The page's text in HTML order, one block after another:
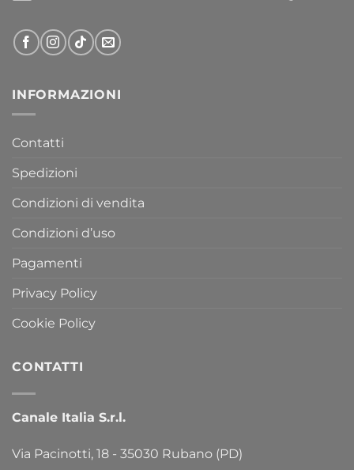
INFORMAZIONI
Contatti
Spedizioni
Condizioni di vendita
Condizioni d’uso
Pagamenti
Privacy Policy
Cookie Policy
CONTATTI
Canale Italia S.r.l.
Via Pacinotti, 18 - 35030 Rubano (PD)